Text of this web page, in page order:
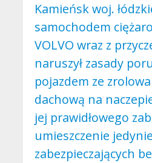
Kamieńsk woj.
samochodem
VOLVO wraz z
naruszył zasady
pojazdem ze
dachową na
jej prawidłowego
umieszczenie
zabezpieczających